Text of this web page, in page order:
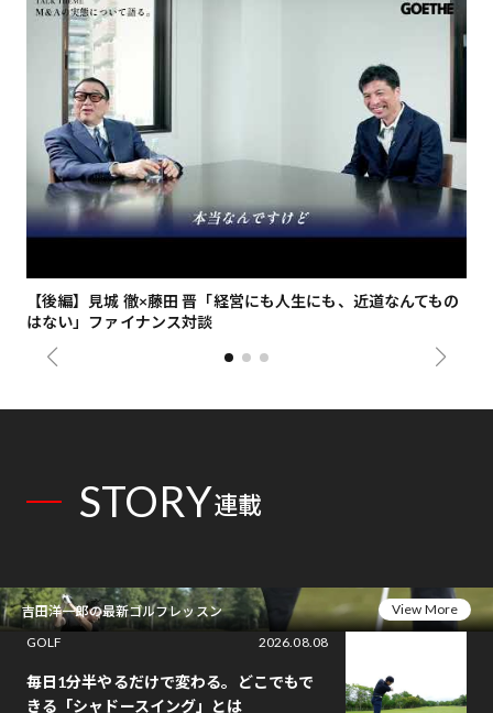
【後編】見城 徹×藤田 晋「経営にも人生にも、近道なんてもの
はない」ファイナンス対談
STORY連載
吉田洋一郎の最新ゴルフレッスン
View More
GOLF
2026.08.08
毎日1分半やるだけで変わる。どこでもで
きる「シャドースイング」とは